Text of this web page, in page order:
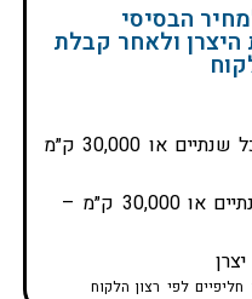
הבסיסי
היצרן ולאחר קבלת
החלפת מסנן אויר למזגן (כל שנתיים או 30,000 ק״מ
החלפת נוזל בלמים (כל שנתיים או 30,000 ק״מ –
לפי רצון הלקוח